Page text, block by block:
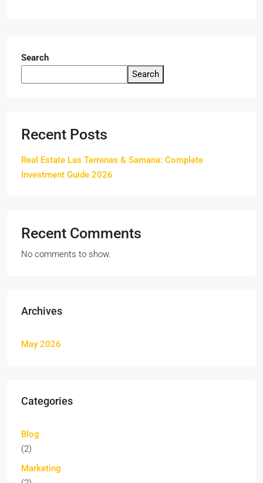
Search
Search
Recent Posts
Real Estate Las Terrenas & Samana: Complete
Investment Guide 2026
Recent Comments
No comments to show.
Archives
May 2026
Categories
Blog
(2)
Marketing